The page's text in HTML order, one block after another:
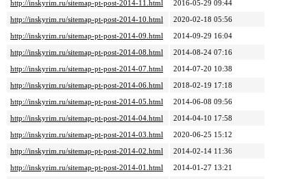
http://inskyrim.ru/sitemap-pt-post-2014-11.html
2016-05-29 09:44
http://inskyrim.ru/sitemap-pt-post-2014-10.html
2020-02-18 05:56
http://inskyrim.ru/sitemap-pt-post-2014-09.html
2014-09-29 16:04
http://inskyrim.ru/sitemap-pt-post-2014-08.html
2014-08-24 07:16
http://inskyrim.ru/sitemap-pt-post-2014-07.html
2014-07-20 10:38
http://inskyrim.ru/sitemap-pt-post-2014-06.html
2018-02-19 17:18
http://inskyrim.ru/sitemap-pt-post-2014-05.html
2014-06-08 09:56
http://inskyrim.ru/sitemap-pt-post-2014-04.html
2014-04-10 17:58
http://inskyrim.ru/sitemap-pt-post-2014-03.html
2020-06-25 15:12
http://inskyrim.ru/sitemap-pt-post-2014-02.html
2014-02-14 11:36
http://inskyrim.ru/sitemap-pt-post-2014-01.html
2014-01-27 13:21